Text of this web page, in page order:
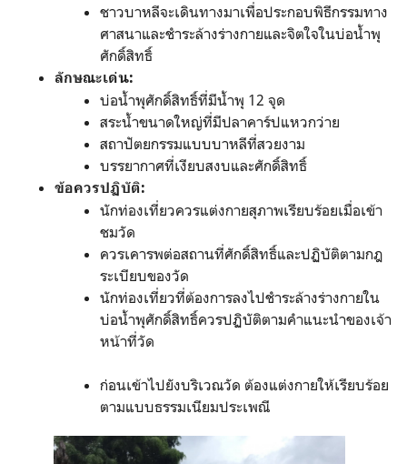
ชาวบาหลีจะเดินทางมาเพื่อประกอบพิธีกรรมทาง
ศาสนาและชำระล้างร่างกายและจิตใจในบ่อน้ำพุ
ศักดิ์สิทธิ์
ลักษณะเด่น:
บ่อน้ำพุศักดิ์สิทธิ์ที่มีน้ำพุ 12 จุด
สระน้ำขนาดใหญ่ที่มีปลาคาร์ปแหวกว่าย
สถาปัตยกรรมแบบบาหลีที่สวยงาม
บรรยากาศที่เงียบสงบและศักดิ์สิทธิ์
ข้อควรปฏิบัติ:
นักท่องเที่ยวควรแต่งกายสุภาพเรียบร้อยเมื่อเข้า
ชมวัด
ควรเคารพต่อสถานที่ศักดิ์สิทธิ์และปฏิบัติตามกฎ
ระเบียบของวัด
นักท่องเที่ยวที่ต้องการลงไปชำระล้างร่างกายใน
บ่อน้ำพุศักดิ์สิทธิ์ควรปฏิบัติตามคำแนะนำของเจ้า
หน้าที่วัด
ก่อนเข้าไปยังบริเวณวัด ต้องแต่งกายให้เรียบร้อย
ตามแบบธรรมเนียมประเพณี